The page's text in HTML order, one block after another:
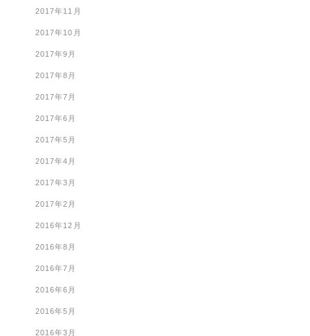
2017年11月
2017年10月
2017年9月
2017年8月
2017年7月
2017年6月
2017年5月
2017年4月
2017年3月
2017年2月
2016年12月
2016年8月
2016年7月
2016年6月
2016年5月
2016年3月